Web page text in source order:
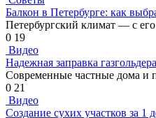
Балкон в Петербурге: как
Петербургский климат — с
0 19
Видео
Надежная заправка
Современные частные дома и
0 21
Видео
Создание сухих участков за